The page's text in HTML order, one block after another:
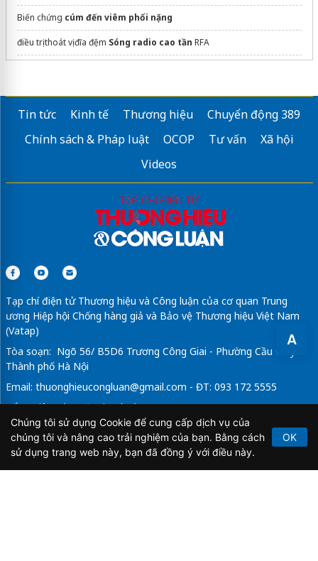
A
Biến chứng cúm đến viêm phổi nặng
điều trị thoát vị đĩa đệm Sóng radio cao tần RFA
Tiệm cắt tóc nam đẹp
dán phim cách nhiệt ô tô
Máy cầm tay massage
Tin tức Kinh tế Thương hiệu
Chuyển động 389
Chính sách & Pháp luật
OCOP Tư vấn
Xã hội
Videos
Tạp chí điện tử Thương hiệu và Công luận của cơ quan Trung
ương Hiệp hội Chống hàng giả và Bảo vệ Thương hiệu Việt Nam
(Vatap)
Tòa soạn: Ngõ 56/ B5D6 Trương Công Giai - Phường Cầu Giấy -
Thành phố Hà Nội
Email: thuonghieucongluan@gmail.com - ĐT: 093 172 5555
Tổng Biên Tập: Vũ Đức Thuận
Giấy phép hoạt động báo chí điện tử số 64/GP-BTTTT do Bộ
Thông tin và Truyền thông cấp ngày 21/2/2020.
Chúng tôi sử dụng Cookie để cung cấp dịch vụ của
chúng tôi và nâng cao trải nghiệm của bạn. Bằng cách
sử dụng trang web này, bạn đã đồng ý với điều này.
OK